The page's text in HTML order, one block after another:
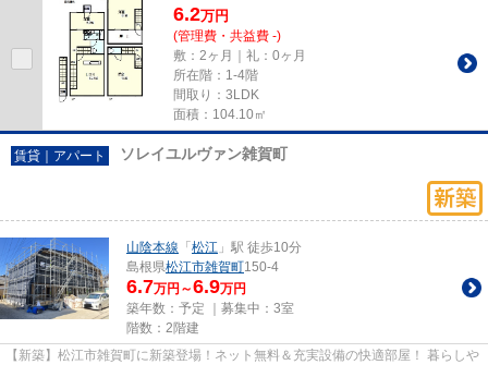
6.2万円
(管理費・共益費 -)
敷：2ヶ月｜礼：0ヶ月
所在階：1-4階
間取り：3LDK
面積：104.10㎡
賃貸｜アパート ソレイユルヴァン雑賀町
山陰本線 「 松江 」駅 徒歩10分
島根県松江市雑賀町150-4
6.7万円～6.9万円
築年数：予定 ｜募集中： 3室
階数：2階建
【新築】松江市雑賀町に新築登場！ネット無料＆充実設備の快適部屋！ 暮らしや